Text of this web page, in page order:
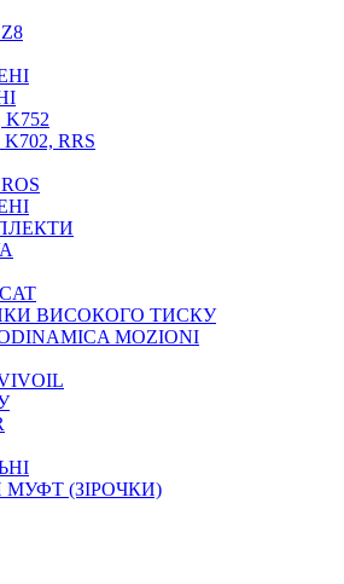
ДЛЯ ПАЛЬНОГО
K752
K702, RRS
ВИСОКОГО ТИСКУ
MOZIONI
(ЗІРОЧКИ)